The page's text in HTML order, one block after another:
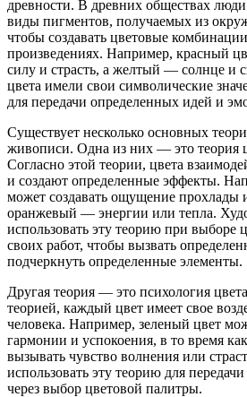
древности. В древних обществах
виды пигментов, получаемых из
чтобы создавать цветовые
произведениях. Например, красный
силу и страсть, а желтый — солнце и
цвета имели свои символические
для передачи определенных идей и
Существует несколько основных
живописи. Одна из них — это теория
Согласно этой теории, цвета
и создают определенные эффекты.
может создавать ощущение прохлады
оранжевый — энергии или тепла.
использовать эту теорию при выборе
своих работ, чтобы вызвать
подчеркнуть определенные элементы.
Другая теория — это психология
теорией, каждый цвет имеет свое
человека. Например, зеленый цвет
гармонии и успокоения, в то время
вызывать чувство волнения или
использовать эту теорию для
через выбор цветовой палитры.